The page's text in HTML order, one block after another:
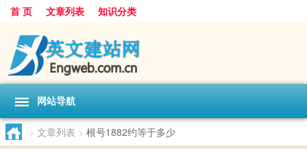
首 页 文章列表 知识分类
网站导航
> 文章列表 > 根号1882约等于多少